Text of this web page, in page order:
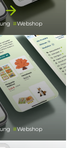
Webshop
Webshop